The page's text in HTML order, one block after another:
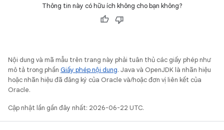
Thông tin này có hữu ích không cho bạn không?
Nội dung và mã mẫu trên trang này phải tuân thủ các giấy phép như
mô tả trong phần Giấy phép nội dung. Java và OpenJDK là nhãn hiệu
hoặc nhãn hiệu đã đăng ký của Oracle và/hoặc đơn vị liên kết của
Oracle.
Cập nhật lần gần đây nhất: 2026-06-22 UTC.